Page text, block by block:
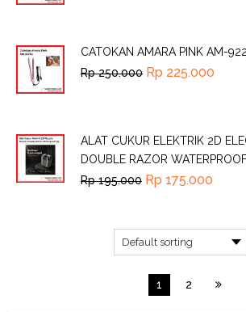
1 2
CATOKAN AMARA PINK AM-
Rp250.000 Rp 225.000
ALAT CUKUR ELEKTRIK 2D
DOUBLE RAZOR
Rp195.000 Rp 175.000